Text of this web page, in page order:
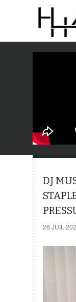
DJ
26 JUIL